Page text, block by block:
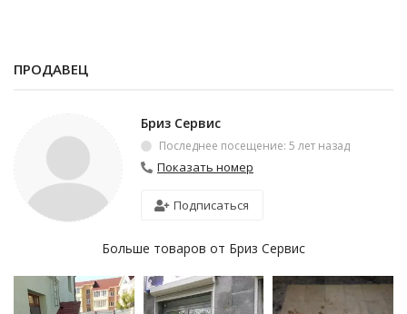
ПРОДАВЕЦ
Бриз Сервис
Последнее посещение: 5 лет назад
Показать номер
Подписаться
Больше товаров от Бриз Сервис